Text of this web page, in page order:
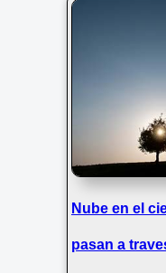
Nube en el
pasan a